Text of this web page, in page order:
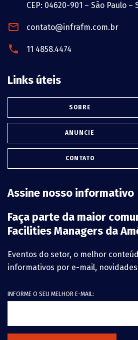
CEP: 04620-901 – São Paulo –
contato@infrafm.com.br
11 4858.4474
Links úteis
SOBRE
ANUNCIE
CONTATO
Assine nosso informativo
Faça parte da maior
Facilities Managers da
Eventos do setor, o melhor
informativos por e-mail, novidades
INFORME O SEU MELHOR E-MAIL: